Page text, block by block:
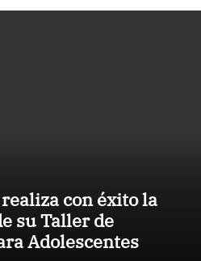
con éxito la
su Taller de
Adolescentes